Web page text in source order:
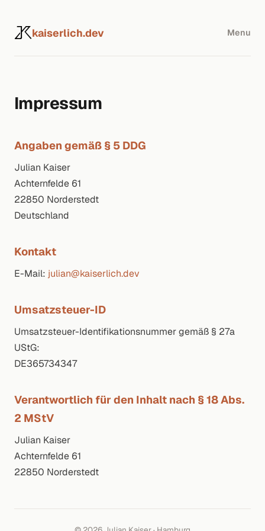
kaiserlich.dev Menu
Impressum
Angaben gemäß § 5 DDG
Julian Kaiser
Achternfelde 61
22850 Norderstedt
Deutschland
Kontakt
E-Mail: julian@kaiserlich.dev
Umsatzsteuer-ID
Umsatzsteuer-Identifikationsnummer gemäß § 27a
UStG:
DE365734347
Verantwortlich für den Inhalt nach § 18 Abs.
2 MStV
Julian Kaiser
Achternfelde 61
22850 Norderstedt